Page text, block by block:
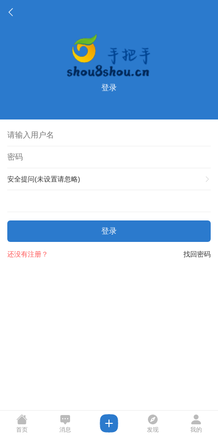
登录
安全提问(未设置请忽略)
登录
找回密码
还没有注册？
首页 消息 发现 我的